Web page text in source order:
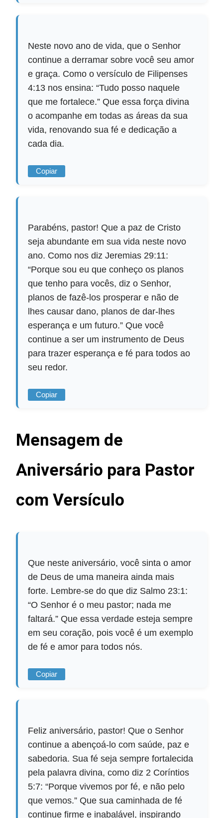
Neste novo ano de vida, que o Senhor
continue a derramar sobre você seu amor
e graça. Como o versículo de Filipenses
4:13 nos ensina: “Tudo posso naquele
que me fortalece.” Que essa força divina
o acompanhe em todas as áreas da sua
vida, renovando sua fé e dedicação a
cada dia.
Copiar
Parabéns, pastor! Que a paz de Cristo
seja abundante em sua vida neste novo
ano. Como nos diz Jeremias 29:11:
“Porque sou eu que conheço os planos
que tenho para vocês, diz o Senhor,
planos de fazê-los prosperar e não de
lhes causar dano, planos de dar-lhes
esperança e um futuro.” Que você
continue a ser um instrumento de Deus
para trazer esperança e fé para todos ao
seu redor.
Copiar
Mensagem de
Aniversário para Pastor
com Versículo
Que neste aniversário, você sinta o amor
de Deus de uma maneira ainda mais
forte. Lembre-se do que diz Salmo 23:1:
“O Senhor é o meu pastor; nada me
faltará.” Que essa verdade esteja sempre
em seu coração, pois você é um exemplo
de fé e amor para todos nós.
Copiar
Feliz aniversário, pastor! Que o Senhor
continue a abençoá-lo com saúde, paz e
sabedoria. Sua fé seja sempre fortalecida
pela palavra divina, como diz 2 Coríntios
5:7: “Porque vivemos por fé, e não pelo
que vemos.” Que sua caminhada de fé
continue firme e inabalável, inspirando